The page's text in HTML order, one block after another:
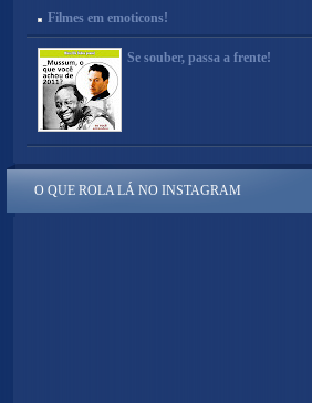
Filmes em emoticons!
Se souber, passa a frente!
O QUE ROLA LÁ NO INSTAGRAM